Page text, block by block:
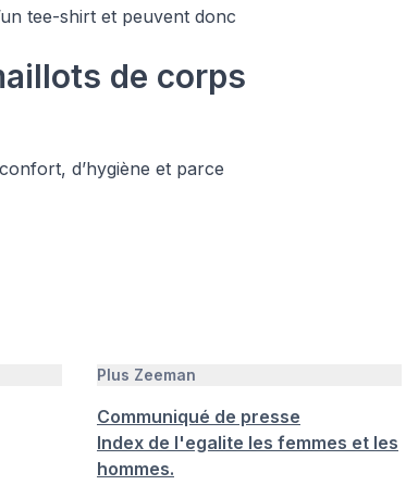
tee-shirt et peuvent donc
de corps
d’hygiène et parce
Plus Zeeman
Communiqué de presse
Index de l'egalite les femmes et les
hommes.